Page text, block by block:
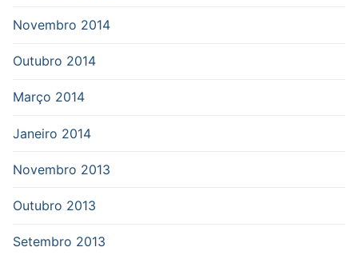
Novembro 2014
Outubro 2014
Março 2014
Janeiro 2014
Novembro 2013
Outubro 2013
Setembro 2013